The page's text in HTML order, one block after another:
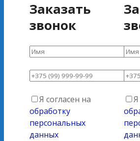
Заказать
звонок
Я согласен на
обработку
персональных
данных
Я